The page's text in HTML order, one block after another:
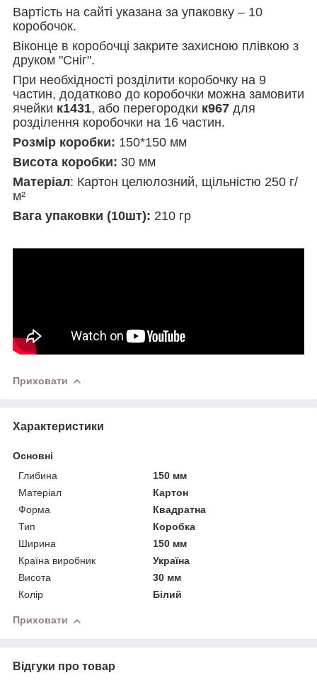
Вартість на сайті указана за упаковку – 10
коробочок.
Віконце в коробочці закрите захисною плівкою з
друком "Сніг".
При необхідності розділити коробочку на 9
частин, додатково до коробочки можна замовити
ячейки к1431, або перегородки к967 для
розділення коробочки на 16 частин.
Розмір коробки: 150*150 мм
Висота коробки: 30 мм
Матеріал: Картон целюлозний, щільністю 250 г/
м²
Вага упаковки (10шт): 210 гр
Приховати
Характеристики
Основні
Глибина
150 мм
Матеріал
Картон
Форма
Квадратна
Тип
Коробка
Ширина
150 мм
Країна виробник
Україна
Висота
30 мм
Колір
Білий
Приховати
Відгуки про товар